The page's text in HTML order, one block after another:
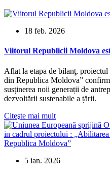
18 feb. 2026
Viitorul Republicii Moldova
Aflat la etapa de bilanț,
din Republica Moldova”
susținerea noii generații de
dezvoltării sustenabile a țării.
Citeşte mai mult
5 ian. 2026